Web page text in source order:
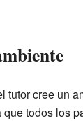
tutor cree un
todos los